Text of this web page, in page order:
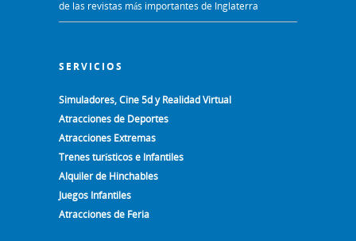
de las revistas más importantes de Inglaterra
SERVICIOS
Simuladores, Cine 5d y Realidad Virtual
Atracciones de Deportes
Atracciones Extremas
Trenes turísticos e Infantiles
Alquiler de Hinchables
Juegos Infantiles
Atracciones de Feria